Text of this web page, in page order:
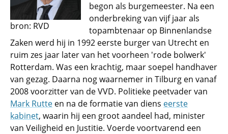
bron: RVD
begon als burgemeester. Na een
onderbreking van vijf jaar als
topambtenaar op Binnenlandse
Zaken werd hij in 1992 eerste burger van Utrecht en
ruim zes jaar later van het voorheen 'rode bolwerk'
Rotterdam. Was een krachtig, maar soepel handhaver
van gezag. Daarna nog waarnemer in Tilburg en vanaf
2008 voorzitter van de VVD. Politieke peetvader van
Mark Rutte en na de formatie van diens eerste
kabinet, waarin hij een groot aandeel had, minister
van Veiligheid en Justitie. Voerde voortvarend een